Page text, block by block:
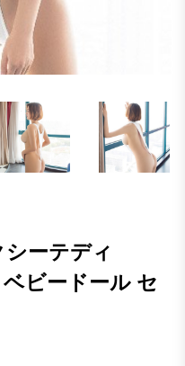
シーテディ
ビードール セ